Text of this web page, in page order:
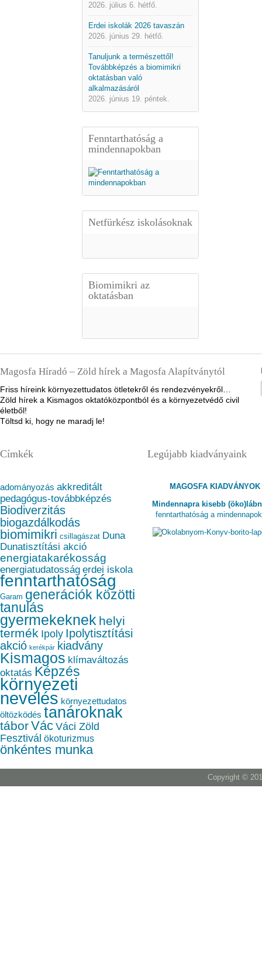
2026. július 6. hétfő.
Erdei iskolák 2026 tavaszán
2026. június 29. hétfő.
Tanuljunk a természettől!
Továbbképzés a biomimikri
oktatásban való
alkalmazásáról
2026. június 19. péntek.
Fenntarthatóság a
mindennapokban
Netfürkész iskolásoknak
Biomimikri az
oktatásban
Magosfa Híradó – Zöld hírek a Magosfa Alapítványtól
Friss híreink környezettudatos ötletekről és rendezvényekről…
Zöld hírek a Kismagos oktatóközpontból és a környezetvédő civil
életből!
Töltsd ki, hogy ne maradj le!
Címkék
adományozás akkreditált
pedagógus-továbbképzés
Biodiverzitás
biogazdálkodás
biomimikri csillagászat Duna
Dunatisztítási akció
energiatakarékosság
energiatudatosság erdei iskola
fenntarthatóság
Garam generációk közötti
tanulás
gyermekeknek helyi
termék Ipoly Ipolytisztítási
akció kerékpár kiadvány
Kismagos klímaváltozás
oktatás Képzés
környezeti
nevelés környezettudatos
öltözködés tanároknak
táborVác Váci Zöld
Fesztivál ökoturizmus
önkéntes munka
Legújabb kiadványaink
MAGOSFA KIADVÁNYOK
Mindennapra kisebb
fenntarthatóság a
Copyright ©